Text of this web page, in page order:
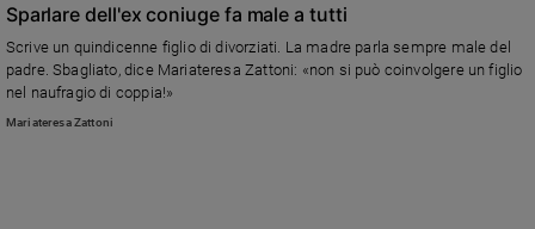
Sparlare dell'ex coniuge fa male a tutti
Scrive un quindicenne figlio di divorziati. La madre parla sempre male del
padre. Sbagliato, dice Mariateresa Zattoni: «non si può coinvolgere un figlio
nel naufragio di coppia!»
Mariateresa Zattoni